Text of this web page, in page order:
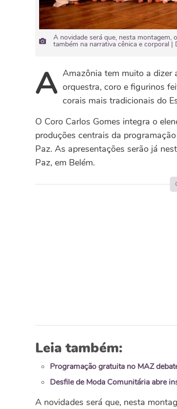
A novidade será que, nesta montagem,
também na narrativa cênica e corporal |
AAmazônia tem muito a dizer
orquestra, coro e figurinos
corais mais tradicionais do
O Coro Carlos Gomes integra o
produções centrais da
Paz. As apresentações serão já
Paz, em Belém.
Leia também:
Programação gratuita no MAZ
Desfile de Moda Comunitária abre
A novidades será que, nesta